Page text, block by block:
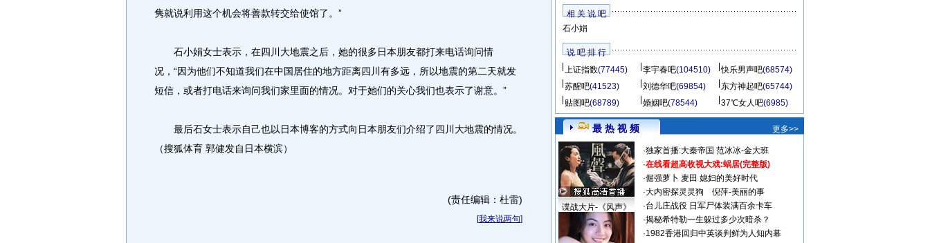
隽就说利用这个机会将善款转交给使馆了。”
石小娟女士表示，在四川大地震之后，她的很多日本朋友都打来电话询问情
况，“因为他们不知道我们在中国居住的地方距离四川有多远，所以地震的第二天就发
短信，或者打电话来询问我们家里面的情况。对于她们的关心我们也表示了谢意。”
最后石女士表示自己也以日本博客的方式向日本朋友们介绍了四川大地震的情况。
（搜狐体育 郭健发自日本横滨）
(责任编辑：杜雷)
[我来说两句]
相 关 说 吧
石小娟
说 吧 排 行
上证指数(77445) 李宇春吧(104510) 快乐男声吧(68574)
苏醒吧(41523) 刘德华吧(69854) 东方神起吧(65744)
贴图吧(68789) 婚姻吧(78544) 37℃女人吧(6985)
最 热 视 频 更多>>
谍战大片-《风声》
·独家首播:大秦帝国 范冰冰-金大班
·在线看超高收视大戏:蜗居(完整版)
·倔强萝卜 麦田 媳妇的美好时代
·大内密探灵灵狗
倪萍-美丽的事
·台儿庄战役 日军尸体装满百余卡车
·揭秘希特勒一生躲过多少次暗杀？
·1982香港回归中英谈判鲜为人知内幕